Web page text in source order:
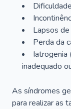
Lapsos
Perda da
Iatrogenia
inadequado
As síndromes
para realizar as